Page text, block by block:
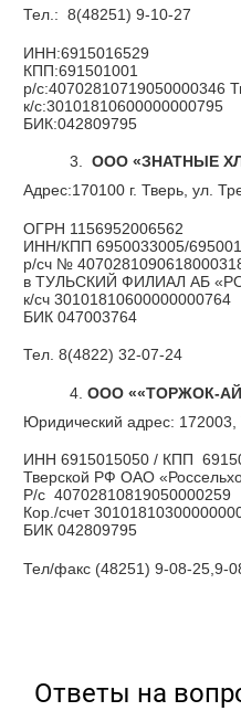
Тел.: 8(48251) 9-10-27
ИНН:6915016529
КПП:691501001
р/с:40702810719050000346
к/с:30101810600000000795
БИК:042809795
ООО «ЗНАТНЫЕ
Адрес:170100 г. Тверь, ул.
ОГРН 1156952006562
ИНН/КПП 6950033005/
р/сч №
в ТУЛЬСКИЙ ФИЛИАЛ АБ
к/сч 30101810600000000764
БИК 047003764
Тел. 8(4822) 32-07-24
ООО ««ТОРЖОК-
Юридический адрес: 172003,
ИНН 6915015050 / КПП
Тверской РФ ОАО
Р/с 40702810819050000259
Кор./счет
БИК 042809795
Тел/факс (48251) 9-08-
Ответы на